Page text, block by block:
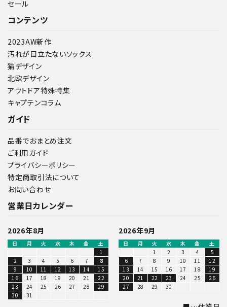
セール
コンテンツ
2023AW新作
汚れが目立たないソックス
猫デザイン
北欧デザイン
アウトドア特殊特集
キャプテンコラム
ガイド
品番でおまとめ注文
ご利用ガイド
プライバシーポリシー
特定商取引法について
お問い合わせ
営業日カレンダー
2026年8月
日 月 火 水 木 金
土
1
2
3 4 5 6 7
8
9
10 11 12 13 14
15
16
17 18 19 20 21
22
23
24 25 26 27 28
29
30
31
2026年9月
日 月 火 水 木 金
土
1
2 3 4
5
6
7 8 9 10 11
12
13
14 15 16 17 18
19
20
21 22 23 24 25
26
27
28 29 30